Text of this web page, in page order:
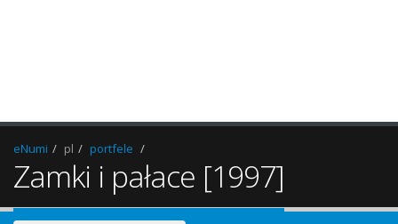
eNumi pl portfele
Zamki i pałace [1997]